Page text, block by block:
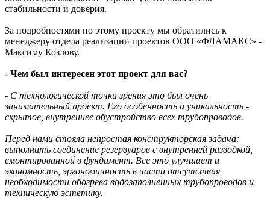
стабильности и доверия.
За подробностями по этому проекту мы обратились к
менеджеру отдела реализации проектов ООО «ФЛАМАКС» -
Максиму Козлову.
- Чем был интересен этот проект для вас?
- С технологической точки зрения это был очень
занимательный проект. Его особенность и уникальность -
скрытое, внутреннее обустройство всех трубопроводов.
Перед нами стояла непростая конструкторская задача:
выполнить соединение резервуаров с внутренней разводкой,
смонтированной в фундамент. Все это улучшает и
экономность, эргономичность в части отсутствия
необходимости обогрева водозаполненных трубопроводов и
техническую эстетику.